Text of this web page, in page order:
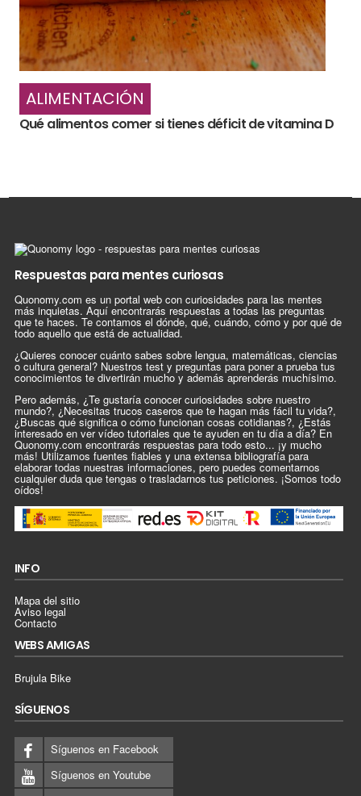
ALIMENTACIÓN
Qué alimentos comer si tienes déficit de vitamina D
Respuestas para mentes curiosas
Quonomy.com es un portal web con curiosidades para las mentes
más inquietas. Aquí encontrarás respuestas a todas las preguntas
que te haces. Te contamos el dónde, qué, cuándo, cómo y por qué de
todo aquello que está de actualidad.
¿Quieres conocer cuánto sabes sobre lengua, matemáticas, ciencias
o cultura general? Nuestros test y preguntas para poner a prueba tus
conocimientos te divertirán mucho y además aprenderás muchísimo.
Pero además, ¿Te gustaría conocer curiosidades sobre nuestro
mundo?, ¿Necesitas trucos caseros que te hagan más fácil tu vida?,
¿Buscas qué significa o cómo funcionan cosas cotidianas?, ¿Estás
interesado en ver vídeo tutoriales que te ayuden en tu día a día? En
Quonomy.com encontrarás respuestas para todo esto... ¡y mucho
más! Utilizamos fuentes fiables y una extensa bibliografía para
elaborar todas nuestras informaciones, pero puedes comentarnos
cualquier duda que tengas o trasladarnos tus peticiones. ¡Somos todo
oídos!
INFO
Mapa del sitio
Aviso legal
Contacto
WEBS AMIGAS
Brujula Bike
SÍGUENOS
Síguenos en Facebook
Síguenos en Youtube